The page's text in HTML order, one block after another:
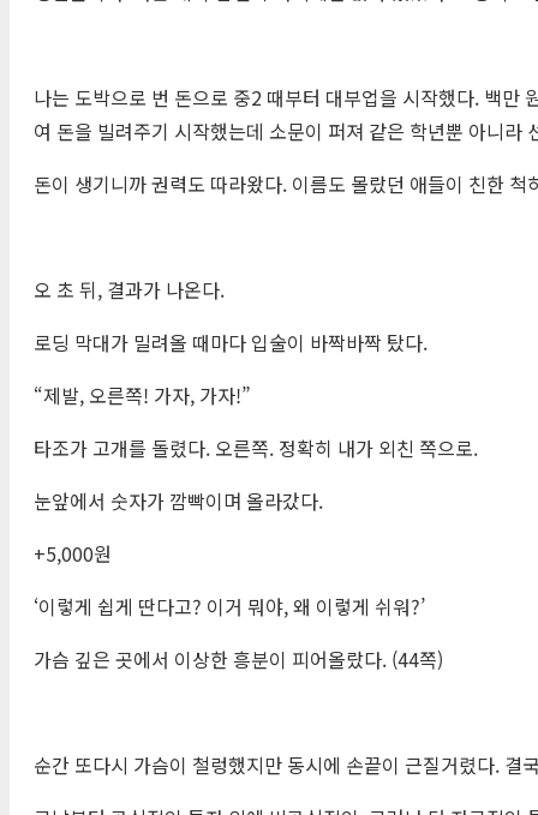
나는 도박으로 번 돈으로 중2 때부터 대부업을 시작했다. 백만
여 돈을 빌려주기 시작했는데 소문이 퍼져 같은 학년뿐 아니라
돈이 생기니까 권력도 따라왔다. 이름도 몰랐던 애들이 친한
오 초 뒤, 결과가 나온다.
로딩 막대가 밀려올 때마다 입술이 바짝바짝 탔다.
“제발, 오른쪽! 가자, 가자!”
타조가 고개를 돌렸다. 오른쪽. 정확히 내가 외친 쪽으로.
눈앞에서 숫자가 깜빡이며 올라갔다.
+5,000원
‘이렇게 쉽게 딴다고? 이거 뭐야, 왜 이렇게 쉬워?’
가슴 깊은 곳에서 이상한 흥분이 피어올랐다. (44쪽)
순간 또다시 가슴이 철렁했지만 동시에 손끝이 근질거렸다.